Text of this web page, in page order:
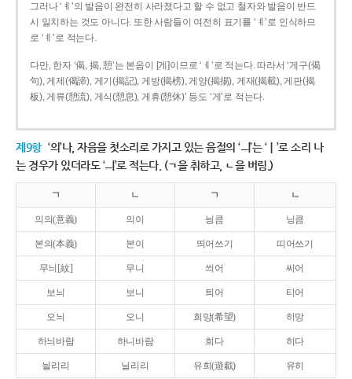
그러나 ‘ㅖ’의 발음이 완전히 사라졌다고 할 수 없고 철자와 발음이 반드
시 일치하는 것도 아니다. 또한 사람들이 여전히 표기를 ‘ㅖ’로 인식하므
로 ‘ㅖ’로 적는다.
다만, 한자 ‘偈, 揭, 憩’는 본음이 [게]이므로 ‘ㅔ’로 적는다. 따라서 ‘게구(偈
句), 게제(偈諦), 게기(揭記), 게방(揭榜), 게양(揭揚), 게재(揭載), 게판(揭
板), 게류(憩流), 게식(憩息), 게휴(憩休)’ 등도 ‘게’로 적는다.
제9항 ‘의’나, 자음을 첫소리로 가지고 있는 음절의 ‘ㅢ’는 ‘ㅣ’로 소리 나
는 경우가 있더라도 ‘ㅢ’로 적는다. (ㄱ을 취하고, ㄴ을 버림.)
ㄱ ㄴ ㄱ ㄴ
의의(意義) 의이 닁큼 닝큼
본의(本義) 본이 띄어쓰기 띠어쓰기
무늬[紋] 무니 씌어 씨어
보늬 보니 틔어 티어
오늬 오니 희망(希望) 히망
하늬바람 하니바람 희다 히다
늴리리 닐리리 유희(遊戱) 유히